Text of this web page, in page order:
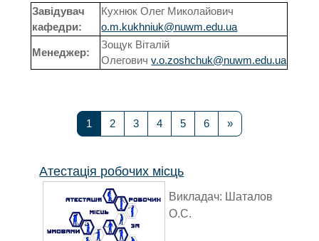
Завідувач
кафедри:
Кухнюк Олег Миколайович
o.m.kukhniuk@nuwm.edu.ua
Менеджер:
Зощук Віталій
Олеговичv.o.zoshchuk@nuwm.edu.ua
1 Сторінка 1
2Сторінка 2
3Сторінка 3
4Сторінка 4
5Сторінка 5
6Сторінка 6
»Наступна
Атестація робочих місць
Викладач: Шаталов
О.С.